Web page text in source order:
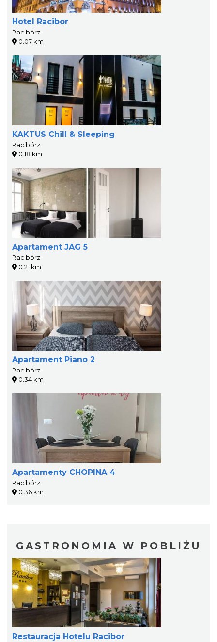
Hotel Racibor
Racibórz
0.07 km
KAKTUS Chill & Sleeping
Racibórz
0.18 km
Apartament JAG 5
Racibórz
0.21 km
Apartament Piano 2
Racibórz
0.34 km
Apartamenty CHOPINA 4
Racibórz
0.36 km
GASTRONOMIA W POBLIŻU
Restauracja Hotelu Racibor